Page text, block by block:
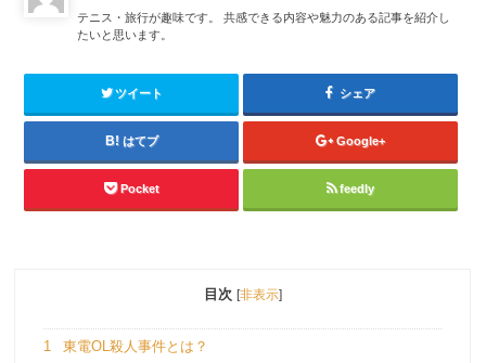
テニス・旅行が趣味です。 共感できる内容や魅力のある記事を紹介し
たいと思います。
ツイート シェア
はてブ Google+
Pocket feedly
目次 [非表示]
1 東電OL殺人事件とは？